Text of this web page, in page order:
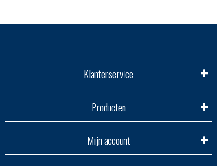
Klantenservice
Producten
Mijn account